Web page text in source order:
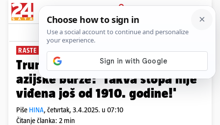
PRIJAVA
News Komentari
RASTE STRAH OD RECESIJE
Trumpove carine su uzdrmale
azijske burze: 'Takva stopa nije
viđena još od 1910. godine!'
Piše HINA, četvrtak, 3.4.2025. u 07:10
Čitanje članka: 2 min